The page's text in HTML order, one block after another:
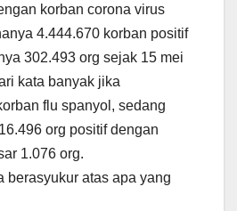
korban corona virus
4.444.670 korban positif
302.493 org sejak 15 mei
kata banyak jika
flu spanyol, sedang
org positif dengan
1.076 org.
berasyukur atas apa yang